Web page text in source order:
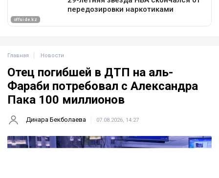
Главная Новости
Отец погибшей в ДТП на аль-
Фараби потребовал с Александра
Пака 100 миллионов
Динара Бекболаева 07.08.2026, 14:27